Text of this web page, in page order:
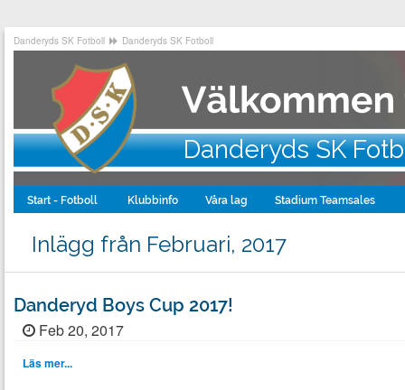
Danderyds SK Fotboll Danderyds SK Fotboll
Danderyds SK
Start - Fotboll Klubbinfo Våra lag Stadium Teamsales
Inlägg från Februari, 2017
Danderyd Boys Cup 2017!
Feb 20, 2017
Läs mer...